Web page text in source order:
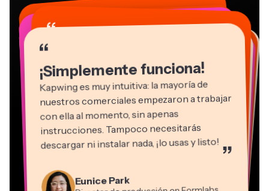
“
¡Simplemente funciona!
Kapwing es muy intuitiva: la mayoría de
nuestros comerciales empezaron a trabajar
con ella al momento, sin apenas
instrucciones. Tampoco necesitarás
descargar ni instalar nada, ¡lo usas y listo! ”
Eunice Park
“
“
““
Martin James
“
Natasha Ball
“